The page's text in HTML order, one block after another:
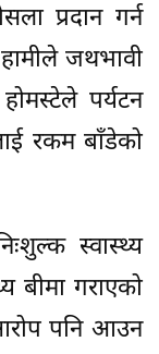
प्रदान गर्न
हामीले जथभावी
पर्यटन
रकम बाँडेको
स्वास्थ्य
बीमा गराएको
पनि आउन